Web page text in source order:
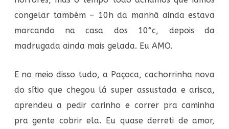
congelar também – 10h da manhã ainda estava
marcando na casa dos 10°c, depois da
madrugada ainda mais gelada. Eu AMO.
E no meio disso tudo, a Paçoca, cachorrinha nova
do sítio que chegou lá super assustada e arisca,
aprendeu a pedir carinho e correr pra caminha
pra gente cobrir ela. Eu quase derreti de amor,